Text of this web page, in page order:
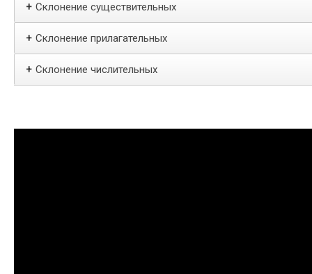
+ Склонение существительных
+ Склонение прилагательных
+ Склонение числительных